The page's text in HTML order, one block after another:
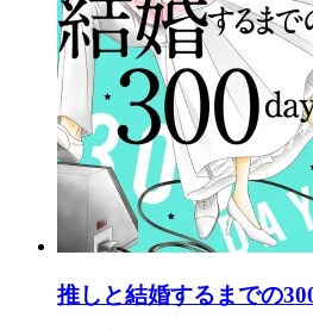
推しと結婚するまでの